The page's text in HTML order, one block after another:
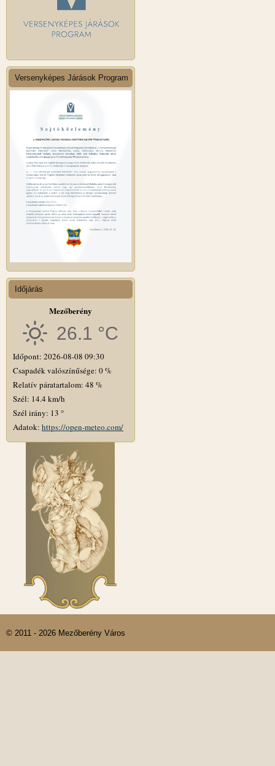
Versenyképes Járások Program
Időjárás
Mezőberény
26.1 °C
Időpont: 2026-08-08 09:30
Csapadék valószínűsége: 0 %
Relatív páratartalom: 48 %
Szél: 14.4 km/h
Szél irány: 13 °
Adatok: https://open-meteo.com/
© 2011 - 2026 Mezőberény Város